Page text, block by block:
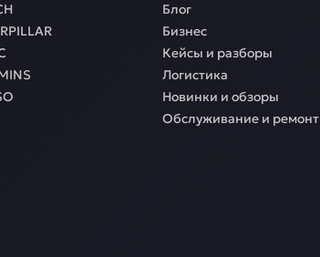
Блог
Бизнес
Кейсы и разборы
Логистика
Новинки и обзоры
Обслуживание и ремонт